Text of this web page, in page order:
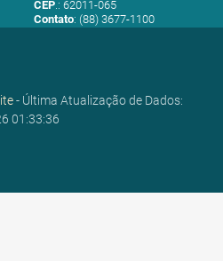
CEP.: 62011-065
Contato: (88) 3677-1100
- Última Atualização de Dados:
01:33:36